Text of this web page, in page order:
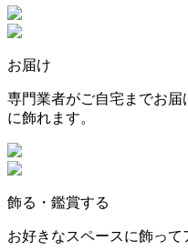
お届け
専門業者がご自宅までお
に飾れます。
飾る・鑑賞する
お好きなスペースに飾って